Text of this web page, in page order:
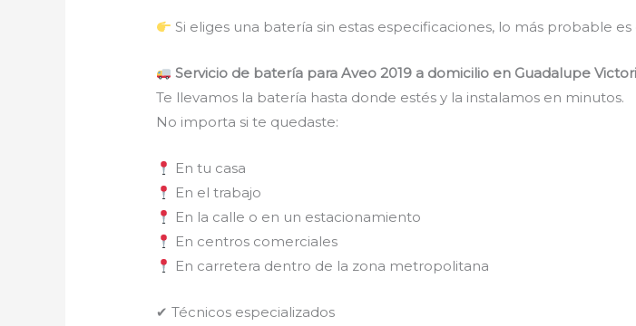
Si eliges una batería sin estas especificaciones, lo más probable
Servicio de batería para Aveo 2019 a domicilio en Guadalupe
Te llevamos la batería hasta donde estés y la instalamos en minutos.
No importa si te quedaste:
En tu casa
En el trabajo
En la calle o en un estacionamiento
En centros comerciales
En carretera dentro de la zona metropolitana
✔ Técnicos especializados